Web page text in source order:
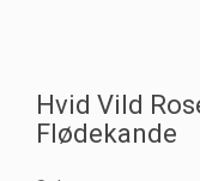
Hvid Vild
Flødekande